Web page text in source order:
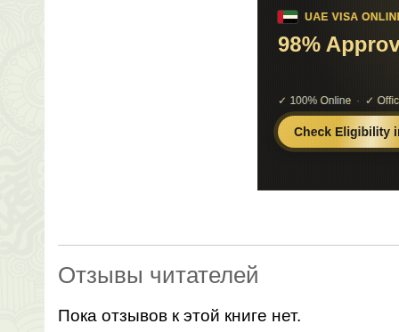
Отзывы читателей
Пока отзывов к этой книге нет.